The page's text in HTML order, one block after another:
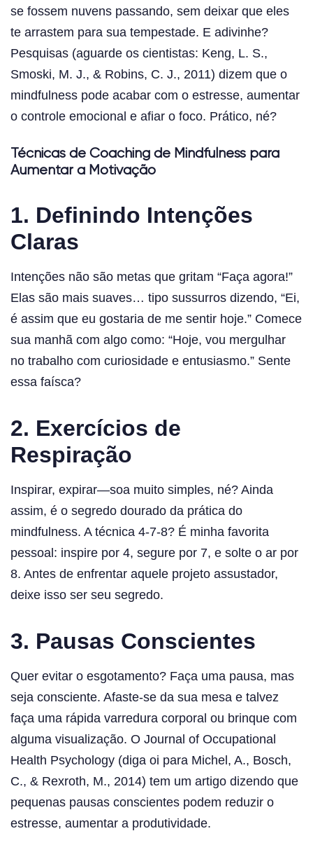
se fossem nuvens passando, sem deixar que eles
te arrastem para sua tempestade. E adivinhe?
Pesquisas (aguarde os cientistas: Keng, L. S.,
Smoski, M. J., & Robins, C. J., 2011) dizem que o
mindfulness pode acabar com o estresse, aumentar
o controle emocional e afiar o foco. Prático, né?
Técnicas de Coaching de Mindfulness para
Aumentar a Motivação
1. Definindo Intenções
Claras
Intenções não são metas que gritam “Faça agora!”
Elas são mais suaves… tipo sussurros dizendo, “Ei,
é assim que eu gostaria de me sentir hoje.” Comece
sua manhã com algo como: “Hoje, vou mergulhar
no trabalho com curiosidade e entusiasmo.” Sente
essa faísca?
2. Exercícios de
Respiração
Inspirar, expirar—soa muito simples, né? Ainda
assim, é o segredo dourado da prática do
mindfulness. A técnica 4-7-8? É minha favorita
pessoal: inspire por 4, segure por 7, e solte o ar por
8. Antes de enfrentar aquele projeto assustador,
deixe isso ser seu segredo.
3. Pausas Conscientes
Quer evitar o esgotamento? Faça uma pausa, mas
seja consciente. Afaste-se da sua mesa e talvez
faça uma rápida varredura corporal ou brinque com
alguma visualização. O Journal of Occupational
Health Psychology (diga oi para Michel, A., Bosch,
C., & Rexroth, M., 2014) tem um artigo dizendo que
pequenas pausas conscientes podem reduzir o
estresse, aumentar a produtividade.